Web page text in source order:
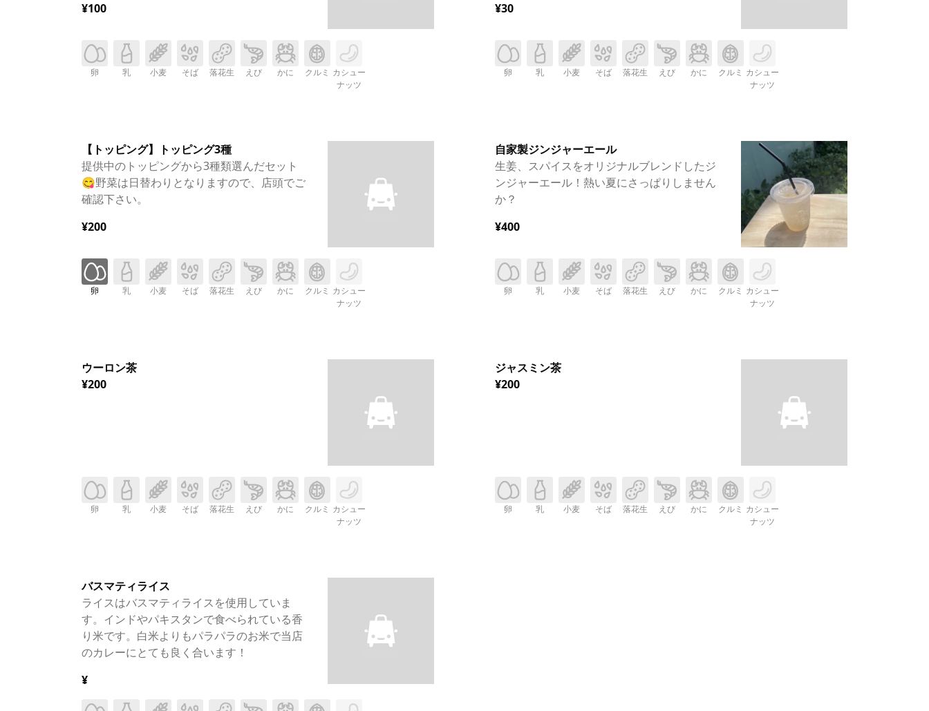
¥100
卵 乳 小麦 そば 落花生 えび かに クルミ カシュー
ナッツ
¥30
卵 乳 小麦 そば 落花生 えび かに クルミ カシュー
ナッツ
【トッピング】トッピング3種
提供中のトッピングから3種類選んだセット
😋野菜は日替わりとなりますので、店頭でご
確認下さい。
¥200
卵 乳 小麦 そば 落花生 えび かに クルミ カシュー
ナッツ
自家製ジンジャーエール
生姜、スパイスをオリジナルブレンドしたジ
ンジャーエール！熱い夏にさっぱりしません
か？
¥400
卵 乳 小麦 そば 落花生 えび かに クルミ カシュー
ナッツ
ウーロン茶
¥200
卵 乳 小麦 そば 落花生 えび かに クルミ カシュー
ナッツ
ジャスミン茶
¥200
卵 乳 小麦 そば 落花生 えび かに クルミ カシュー
ナッツ
バスマティライス
ライスはバスマティライスを使用していま
す。インドやパキスタンで食べられている香
り米です。白米よりもパラパラのお米で当店
のカレーにとても良く合います！
¥